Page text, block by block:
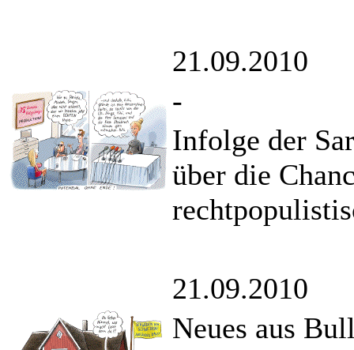
21.09.2010
-
Infolge der
über die
21.09.2010
Neues aus